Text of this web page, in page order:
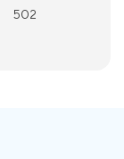
502